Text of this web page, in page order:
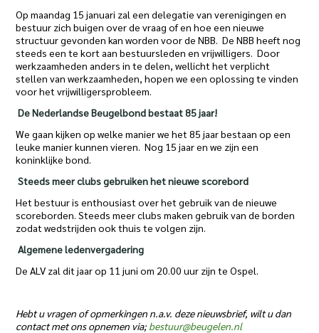
Op maandag 15 januari zal een delegatie van verenigingen en
bestuur zich buigen over de vraag of en hoe een nieuwe
structuur gevonden kan worden voor de NBB. De NBB heeft nog
steeds een te kort aan bestuursleden en vrijwilligers. Door
werkzaamheden anders in te delen, wellicht het verplicht
stellen van werkzaamheden, hopen we een oplossing te vinden
voor het vrijwilligersprobleem.
De Nederlandse Beugelbond bestaat 85 jaar!
We gaan kijken op welke manier we het 85 jaar bestaan op een
leuke manier kunnen vieren. Nog 15 jaar en we zijn een
koninklijke bond.
Steeds meer clubs gebruiken het nieuwe scorebord
Het bestuur is enthousiast over het gebruik van de nieuwe
scoreborden. Steeds meer clubs maken gebruik van de borden
zodat wedstrijden ook thuis te volgen zijn.
Algemene ledenvergadering
De ALV zal dit jaar op 11 juni om 20.00 uur zijn te Ospel.
Hebt u vragen of opmerkingen n.a.v. deze nieuwsbrief, wilt u dan
contact met ons opnemen via; bestuur@beugelen.nl